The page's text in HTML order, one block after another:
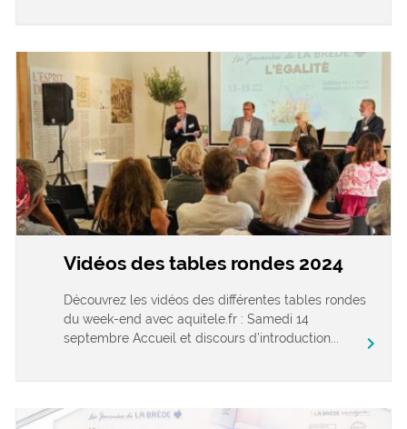
Vidéos des tables rondes 2024
Découvrez les vidéos des différentes tables rondes
du week-end avec aquitele.fr : Samedi 14
septembre Accueil et discours d’introduction...
chevron_right